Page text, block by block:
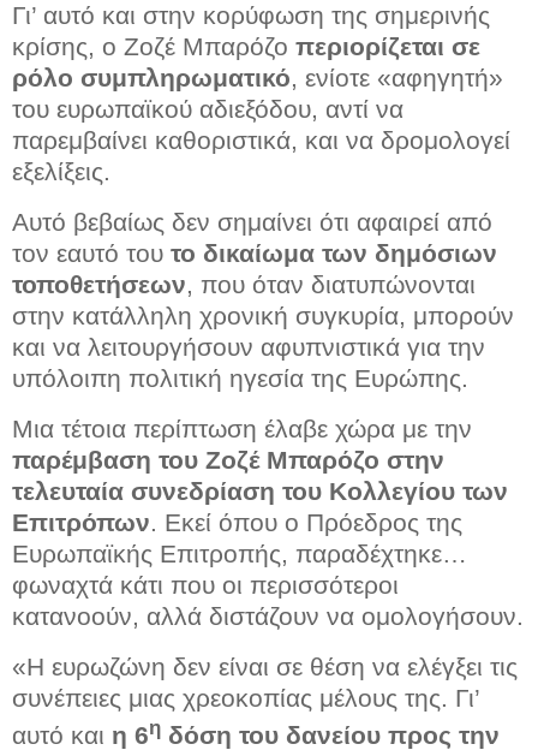
Γι’ αυτό και στην κορύφωση της σημερινής
κρίσης, ο Ζοζέ Μπαρόζο περιορίζεται σε
ρόλο συμπληρωματικό, ενίοτε «αφηγητή»
του ευρωπαϊκού αδιεξόδου, αντί να
παρεμβαίνει καθοριστικά, και να δρομολογεί
εξελίξεις.
Αυτό βεβαίως δεν σημαίνει ότι αφαιρεί από
τον εαυτό του το δικαίωμα των δημόσιων
τοποθετήσεων, που όταν διατυπώνονται
στην κατάλληλη χρονική συγκυρία, μπορούν
και να λειτουργήσουν αφυπνιστικά για την
υπόλοιπη πολιτική ηγεσία της Ευρώπης.
Μια τέτοια περίπτωση έλαβε χώρα με την
παρέμβαση του Ζοζέ Μπαρόζο στην
τελευταία συνεδρίαση του Κολλεγίου των
Επιτρόπων. Εκεί όπου ο Πρόεδρος της
Ευρωπαϊκής Επιτροπής, παραδέχτηκε…
φωναχτά κάτι που οι περισσότεροι
κατανοούν, αλλά διστάζουν να ομολογήσουν.
«Η ευρωζώνη δεν είναι σε θέση να ελέγξει τις
συνέπειες μιας χρεοκοπίας μέλους της. Γι’
αυτό και η 6η δόση του δανείου προς την